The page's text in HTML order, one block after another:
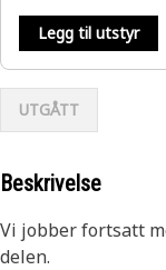
Legg til utstyr
UTGÅTT
Beskrivelse
Vi jobber fortsatt
delen.